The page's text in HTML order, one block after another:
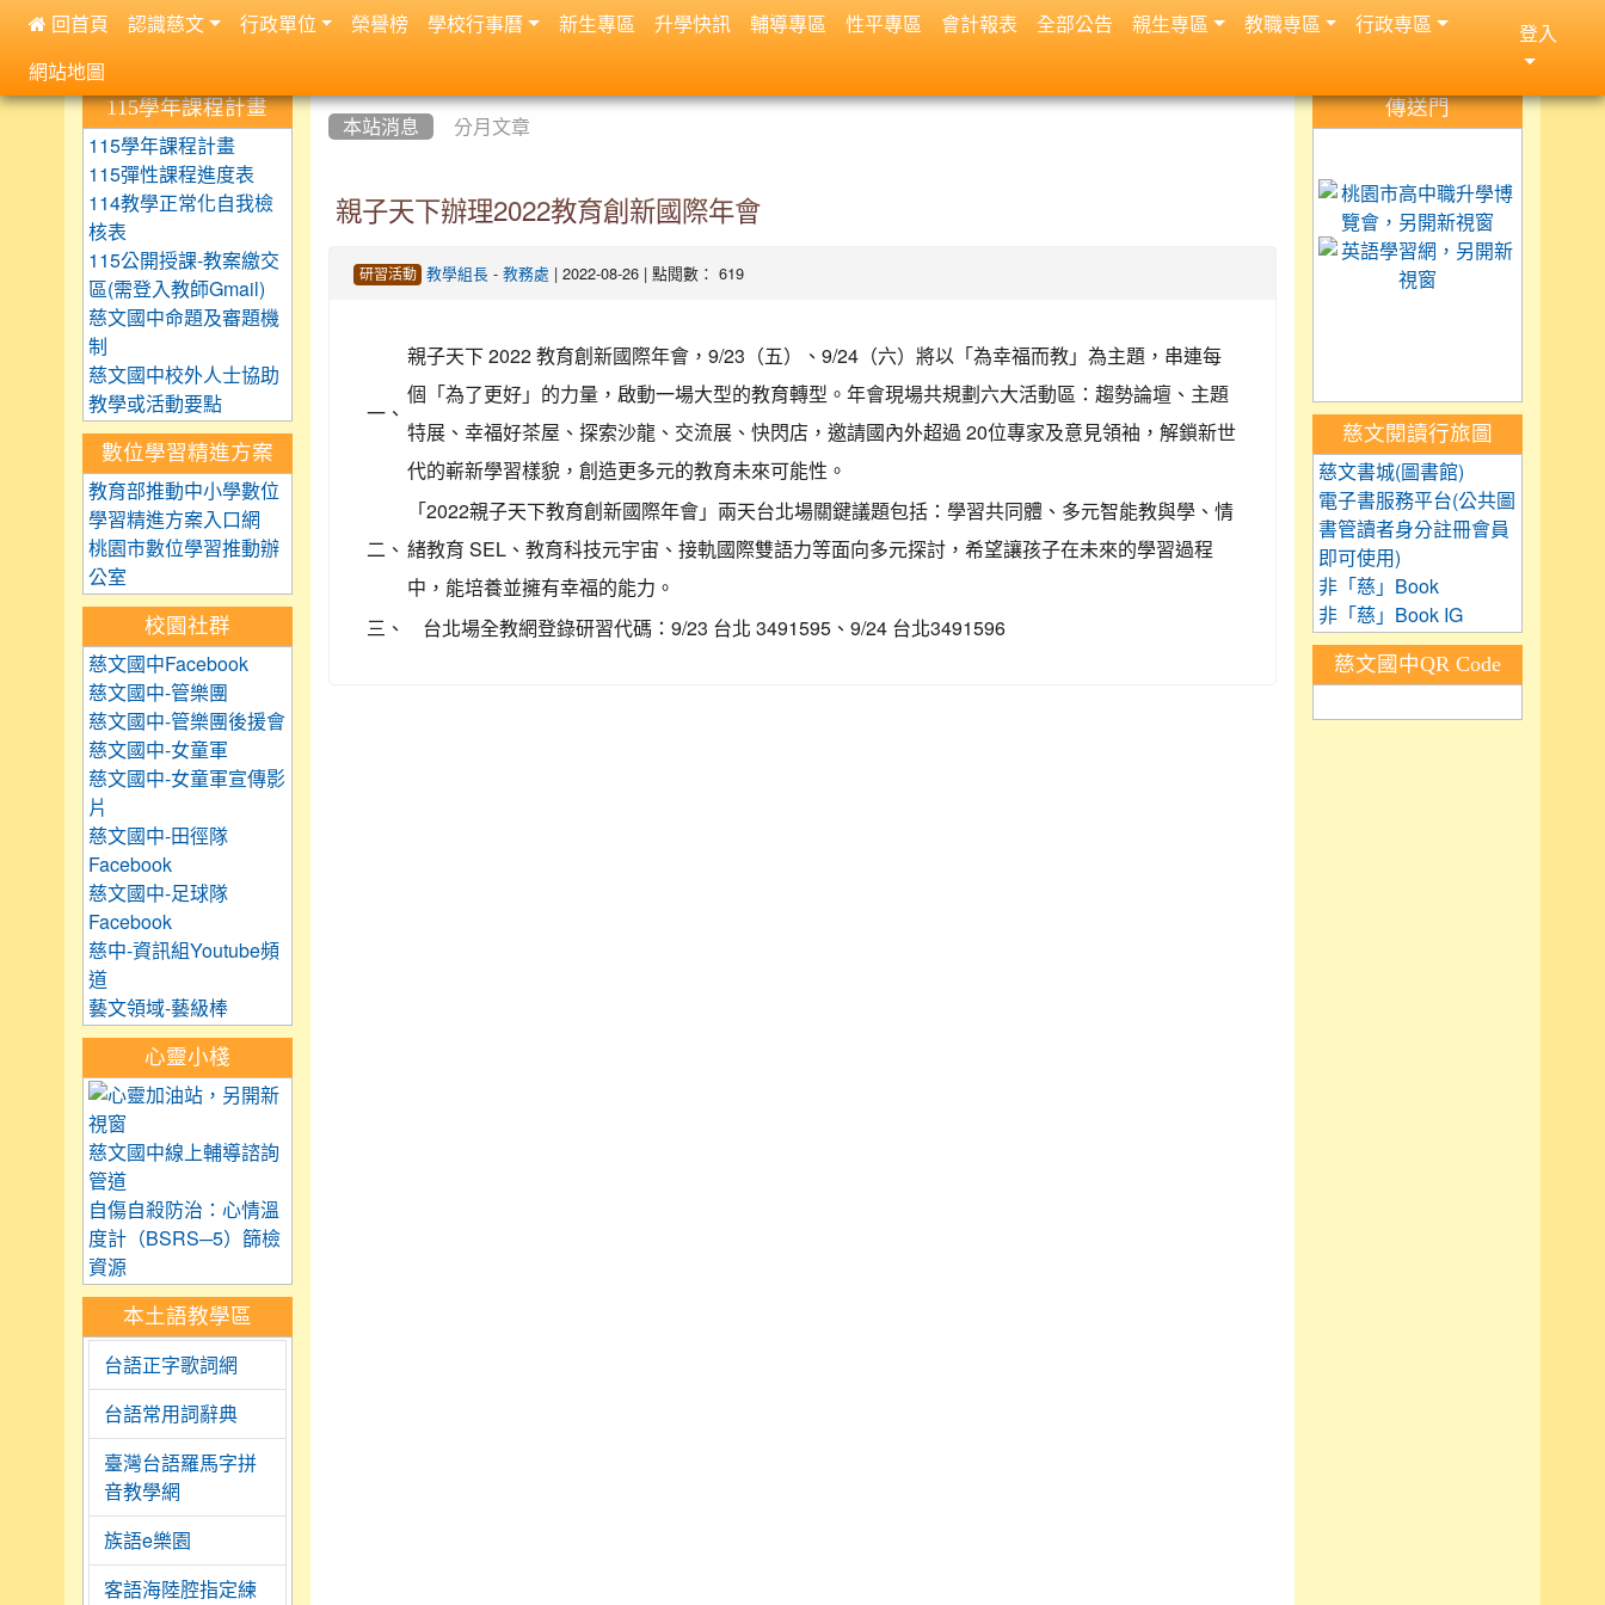
:::
本站消息 分月文章
親子天下辦理2022教育創新國際年會
研習活動 教學組長 -教務處 | 2022-08-26 | 點閱數： 619
一、
親子天下 2022 教育創新國際年會，9/23（五）、9/24（六）將以「為幸福而教」為主題，串連每
個「為了更好」的力量，啟動一場大型的教育轉型。年會現場共規劃六大活動區：趨勢論壇、主題
特展、幸福好茶屋、探索沙龍、交流展、快閃店，邀請國內外超過 20位專家及意見領袖，解鎖新世
代的嶄新學習樣貌，創造更多元的教育未來可能性。
二、
「2022親子天下教育創新國際年會」兩天台北場關鍵議題包括：學習共同體、多元智能教與學、情
緒教育 SEL、教育科技元宇宙、接軌國際雙語力等面向多元探討，希望讓孩子在未來的學習過程
中，能培養並擁有幸福的能力。
三、
台北場全教網登錄研習代碼：9/23 台北 3491595、9/24 台北3491596
::: 115學年課程計畫
115學年課程計畫
115彈性課程進度表
114教學正常化自我檢
核表
115公開授課-教案繳交
區(需登入教師Gmail)
慈文國中命題及審題機
制
慈文國中校外人士協助
教學或活動要點
數位學習精進方案
教育部推動中小學數位
學習精進方案入口網
桃園市數位學習推動辦
公室
校園社群
慈文國中Facebook
慈文國中-管樂團
慈文國中-管樂團後援會
慈文國中-女童軍
慈文國中-女童軍宣傳影
片
慈文國中-田徑隊
Facebook
慈文國中-足球隊
Facebook
慈中-資訊組Youtube頻
道
藝文領域-藝級棒
心靈小棧
慈文國中線上輔導諮詢
管道
自傷自殺防治：心情溫
度計（BSRS─5）篩檢
資源
本土語教學區
台語正字歌詞網
台語常用詞辭典
臺灣台語羅馬字拼
音教學網
族語e樂園
客語海陸腔指定練
::: 傳送門
慈文閱讀行旅圖
慈文書城(圖書館)
電子書服務平台(公共圖
書管讀者身分註冊會員
即可使用)
非「慈」Book
非「慈」Book IG
慈文國中QR Code
 回首頁 認識慈文 行政單位 榮譽榜 學校行事曆 新生專區 升學快訊 輔導專區 性平專區 會計報表 全部公告 親生専區 教職専區 行政専區
網站地圖
登入